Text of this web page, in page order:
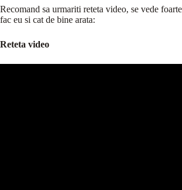
Recomand sa urmariti reteta video, se vede
fac eu si cat de bine arata:
Reteta video